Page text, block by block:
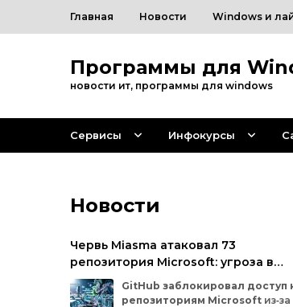
Главная Новости Windows и
Программы для
новости ит, программы для windows
Сервисы Инфокурсы
Новости
Червь Miasma атаковал 73
репозитория Microsoft: угроза в
цепочке поставок ПО
GitHub заблокировал доступ
репозиториям Microsoft из‑за